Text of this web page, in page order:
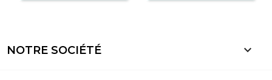
NOTRE SOCIÉTÉ 